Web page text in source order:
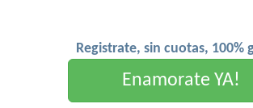
Registrate, sin cuotas, 100%
Enamorate YA!